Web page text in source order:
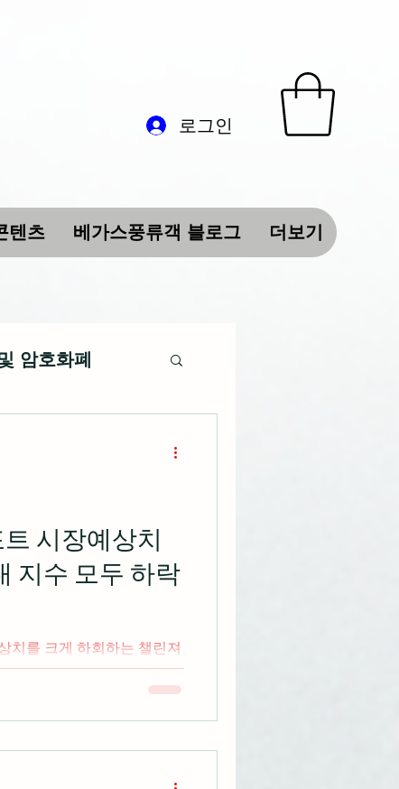
로그인
텐츠 베가스풍류객 블로그 더보기
암호화폐
시장예상치
지수 모두 하락
치를 크게 하회하는 챌린져
두 하락 마감 출처:
, 여전히 불안한 시장
건-스탠리 미국 주식 시
이크 무시오 는 밸류에이션